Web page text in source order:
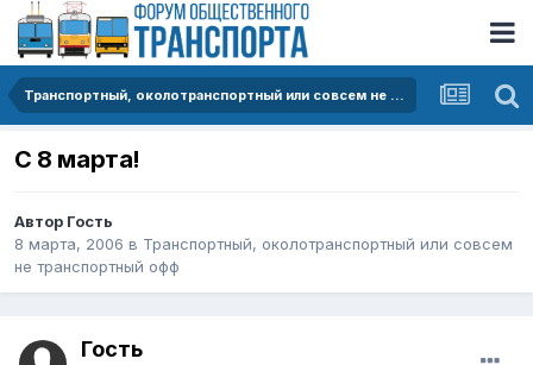
Транспортный, околотранспортный или совсем не транспортный офф
С 8 марта!
Автор Гость
8 марта, 2006 в Транспортный, околотранспортный или совсем
не транспортный офф
Гость